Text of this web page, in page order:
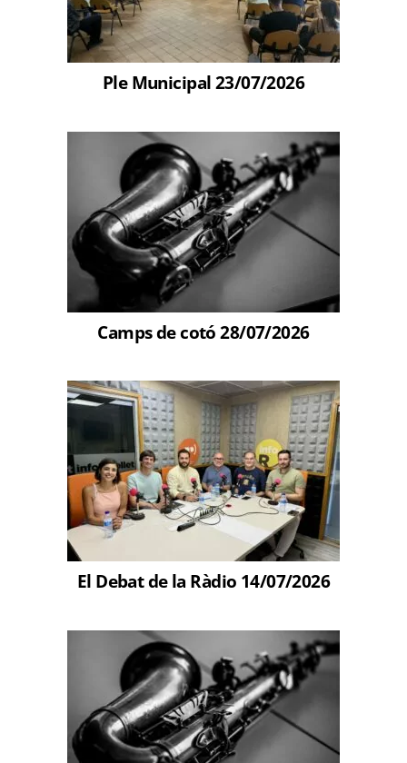
Ple Municipal 23/07/2026
Camps de cotó 28/07/2026
El Debat de la Ràdio 14/07/2026